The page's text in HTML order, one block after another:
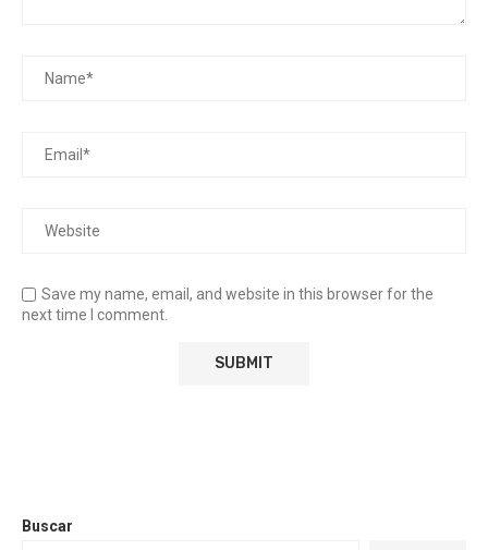
Save my name, email, and website in this browser for the
next time I comment.
Buscar